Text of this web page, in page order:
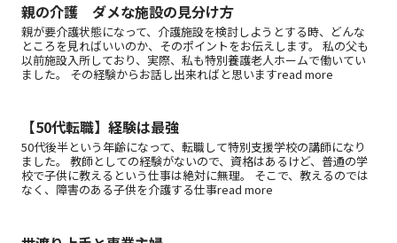
親の介護 ダメな施設の見分け方
親が要介護状態になって、介護施設を検討しようとする時、どんな
ところを見ればいいのか、そのポイントをお伝えします。 私の父も
以前施設入所しており、実際、私も特別養護老人ホームで働いてい
ました。 その経験からお話し出来ればと思いますread more
【50代転職】経験は最強
50代後半という年齢になって、転職して特別支援学校の講師になり
ました。 教師としての経験がないので、資格はあるけど、普通の学
校で子供に教えるという仕事は絶対に無理。 そこで、教えるのでは
なく、障害のある子供を介護する仕事read more